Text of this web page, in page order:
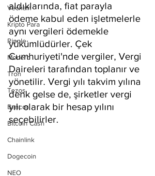
Vechain
Kripto Para
Ripple
Monero
Tron
Tezos
Bancor
Bitcoin Cash
Chainlink
Dogecoin
NEO
aldıklarında, fiat parayla
ödeme kabul eden işletmelerle
aynı vergileri ödemekle
yükümlüdürler. Çek
Cumhuriyeti'nde vergiler, Vergi
Daireleri tarafından toplanır ve
yönetilir. Vergi yılı takvim yılına
denk gelse de, şirketler vergi
yılı olarak bir hesap yılını
seçebilirler.